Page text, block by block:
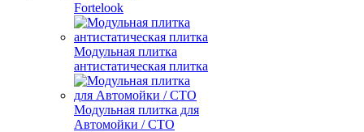
Fortelook
Модульная плитка
антистатическая плитка
Модульная плитка для
Автомойки / СТО